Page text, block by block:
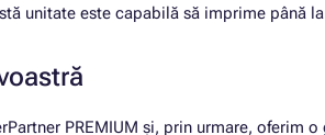
unitate este capabilă să imprime până
PREMIUM și, prin urmare, oferim